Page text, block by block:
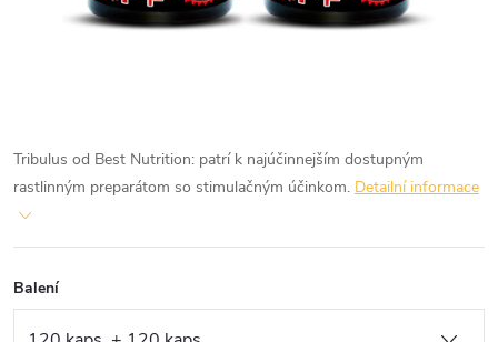
Tribulus od Best Nutrition: patrí k najúčinnejším dostupným
rastlinným preparátom so stimulačným účinkom. Detailní informace
Balení